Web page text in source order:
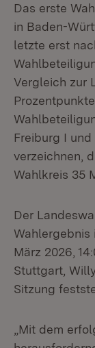
Das erste
in Baden-
letzte erst
Vergleich zur
Freiburg I
verzeichnen,
Wahlkreis 35
Der
Wahlergebnis
März 2026,
Stuttgart,
Sitzung
„Mit dem